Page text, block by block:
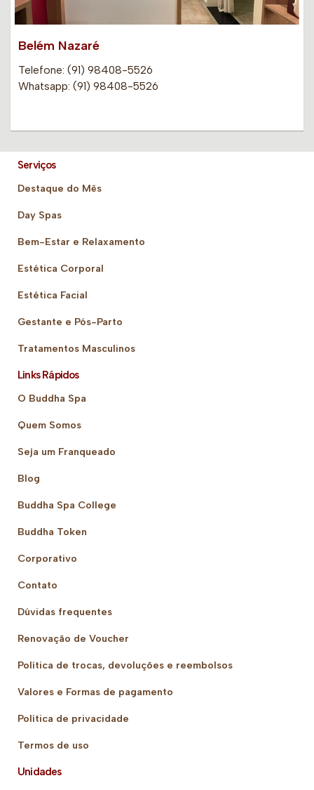
Belém Nazaré
Telefone: (91) 98408-5526
Whatsapp: (91) 98408-5526
Serviços
Destaque do Mês
Day Spas
Bem-Estar e Relaxamento
Estética Corporal
Estética Facial
Gestante e Pós-Parto
Tratamentos Masculinos
Links Rápidos
O Buddha Spa
Quem Somos
Seja um Franqueado
Blog
Buddha Spa College
Buddha Token
Corporativo
Contato
Dúvidas frequentes
Renovação de Voucher
Política de trocas, devoluções e reembolsos
Valores e Formas de pagamento
Política de privacidade
Termos de uso
Unidades